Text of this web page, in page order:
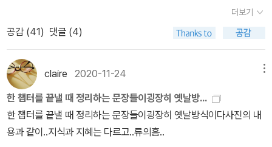
아니라 고고학 자체에 대한 이야기도 주었단다. 고고학이라는 것은
로 과거의 유적을 파괴하게 되니 말이야. 최소한의 발굴로 최대한의
효과를 내는 것인 고고학이 지향하는 바라고 하는구나.========
==========(193)고고학만큼역설적인 학문이 없다. 왜냐하면
과거를 밝히기 위해서는 반드시 과거의 유적을 파괴해야 하기 때문이
다. 현장에서 고고학자들이 수많은 도면과 사진을 남기며 신중하게
발굴을 진행하는 이유도 바로 여기에 있다.한번발굴한 유적은 어떠한
이유는 혹독한 기후와 관련이 있다. 이 지역은 매우 한랭하여 사람들
은 겨울철이면 집에서 화로가에 머물고 심지어 화장실도 실내에 있었
다. 이와 같은 불결한 환경에서는 피부병이 생기기 쉽상이었고 종기
를 바늘로 째는 치료법이 발달한 계기가 되었다. 고대의 암각화를 보
면 동서양을 막론하고 여러 샤면의 모습은 머리가 버섯모양이다. 이
는 당시 샤면들이 신을 만나는 가정에서 환각작용을 하는 독버섯을
복용했기 때문으로 추정된다. 그들은 다양한 버섯의 효과를 알고 있
었고 샤먼의 역할을 해내기 위해 상당한 부작용과 모험을 감내했던
서성 웨이허강 유역의 5000년 전 양사오 문화에 속하는, 실크로드가
중국으로 오는 끝자락인미자야 유적에서 밑이 뾰족하고 주둥이도 좁
꺼기를 분석했다. 그 결과 양조에 사용된것으로 보이는 수수, 율무, 식
물의 구근 덩어리 그리고 보리가섞여 있음을 알아냈다. 단순하게 곡
물을 담는 항아리였다면 이들 재료들을 같이 넣을 리가 없다. 맥주와
같은 술을 빚지 않고는 이 곡물들이 같이 나올 수 없다. 이렇게중국에
서 가장 최종의 맥주가 발견되었다. 게다가 보리는 중국에서 자생하
서 <고고학 증거로 본 공자시대 중국사회>(심재훈 옮김, 세창출판사
2011)에서 고고학에 기초하여 공자시대를 재구성했다. 그에 따르면
공자가 이상향으로 여기던 요순시대는 말할 것도 없고, 엄격하고 올
바른 제사를 지낸 것으로 알려진 상나라와 서주 초기에도 공자가 얘
기하는 제사 규칙을 지킨 무덤이나 제사터는 없었다. 공자가 회복하
고자 했던 의례는 공자가 살았던 시대에서 그리 멀지않은, 지금 보면
공자가 살던 때와 별반 차이가 없을 정도로 가까운 과거인, 기원전 8
50년부터 정립되었다고 팔켄하우젠은 주장한다. 공자가 시대를 잘못
더보기
공감 (41) 댓글 (4)
claire 2020-11-24
한 챕터를 끝낼 때 정리하는 문장들이굉장히 옛날방...
한 챕터를 끝낼 때 정리하는 문장들이굉장히 옛날방식이다사진의 내
용과 같이..지식과 지혜는 다르고..류의흠..